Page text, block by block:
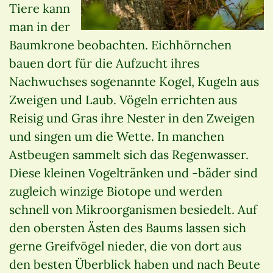
Tiere kann
man in der
Baumkrone beobachten. Eichhörnchen
bauen dort für die Aufzucht ihres
Nachwuchses sogenannte Kogel, Kugeln aus
Zweigen und Laub. Vögeln errichten aus
Reisig und Gras ihre Nester in den Zweigen
und singen um die Wette. In manchen
Astbeugen sammelt sich das Regenwasser.
Diese kleinen Vogeltränken und -bäder sind
zugleich winzige Biotope und werden
schnell von Mikroorganismen besiedelt. Auf
den obersten Ästen des Baums lassen sich
gerne Greifvögel nieder, die von dort aus
den besten Überblick haben und nach Beute